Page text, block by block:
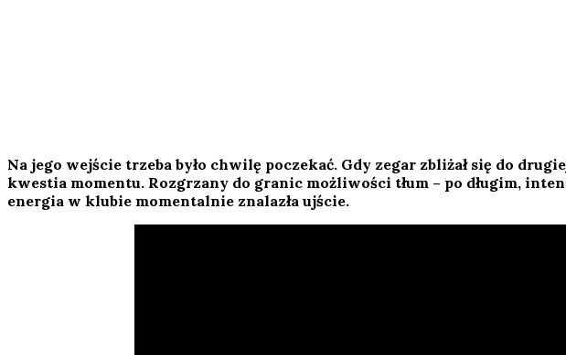
Na jego wejście trzeba było chwilę poczekać. Gdy zegar zbliżał się do
kwestia momentu. Rozgrzany do granic możliwości tłum – po długim,
energia w klubie momentalnie znalazła ujście.